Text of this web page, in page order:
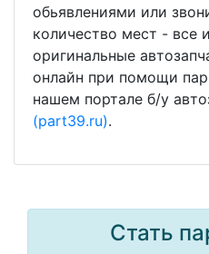
обьявлениями или
количество мест - все
оригинальные
онлайн при помощи
нашем портале б/у
(part39.ru).
Стать